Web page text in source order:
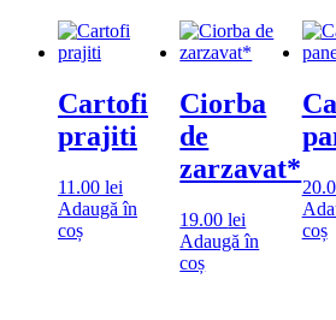
Cartofi
prajiti
11.00 lei
Adaugă în
coș
Ciorba
de
zarzavat*
19.00lei
Adaugă în
coș
coș